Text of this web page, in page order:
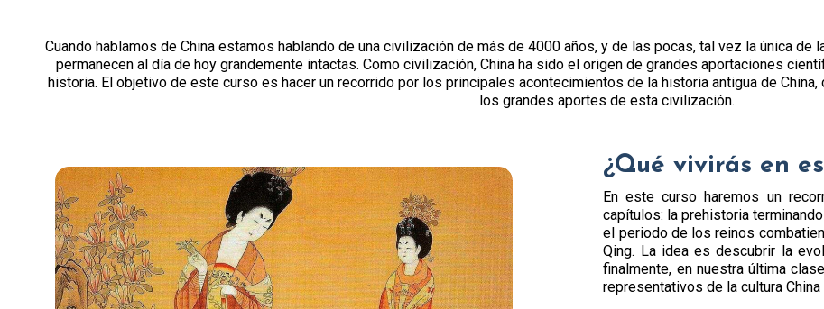
Cuando hablamos de China estamos hablando de una civilización de más de 4000 años, y de las pocas, tal vez la única
permanecen al día de hoy grandemente intactas. Como civilización, China ha sido el origen de grandes aportaciones
historia. El objetivo de este curso es hacer un recorrido por los principales acontecimientos de la historia antigua de
los grandes aportes de esta civilización.
¿Qué vivirás en
En este curso haremos un
capítulos: la prehistoria
el periodo de los reinos
Qing. La idea es descubrir la
finalmente, en nuestra última
representativos de la cultura